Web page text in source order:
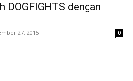
DOGFIGHTS dengan
27, 2015 0